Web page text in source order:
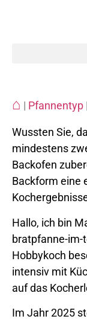
⌂ | Pfannentyp |
Wussten Sie,
mindestens
Backofen
Backform eine
Hallo, ich bin
bratpfanne-im-
Hobbykoch
intensiv mit
auf das
Im Jahr 2025